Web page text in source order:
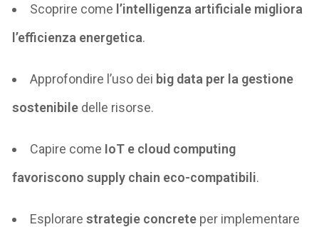
Scoprire come l’intelligenza artificiale migliora
l’efficienza energetica.
Approfondire l’uso dei big data per la gestione
sostenibile delle risorse.
Capire come IoT e cloud computing
favoriscono supply chain eco-compatibili.
Esplorarestrategie concrete per implementare